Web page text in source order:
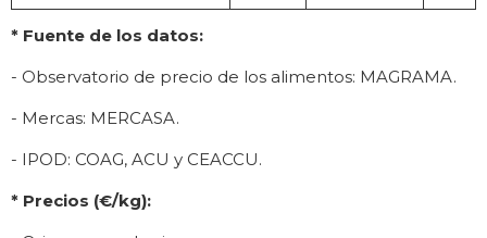
* Fuente de los datos:
- Observatorio de precio de los alimentos: MAGRAMA.
- Mercas: MERCASA.
- IPOD: COAG, ACU y CEACCU.
* Precios (€/kg):